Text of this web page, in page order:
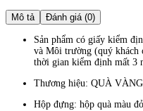
Mô tả Đánh giá (0)
Sản phẩm có giấy kiểm
và Môi trường (quý khách
thời gian kiểm định mất 3
Thương hiệu: QUÀ
Hộp đựng: hộp quà màu